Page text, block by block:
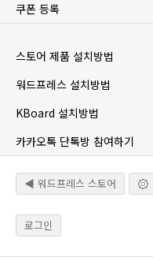
쿠폰 등록
스토어 제품 설치방법
워드프레스 설치방법
KBoard 설치방법
카카오톡 단톡방 참여하기
◀ 워드프레스 스토어
로그인